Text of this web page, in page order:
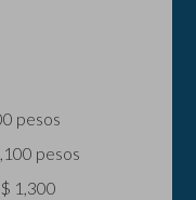
pesos
pesos
$ 1,300